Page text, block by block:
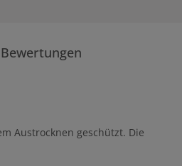
Bewertungen
Austrocknen geschützt. Die